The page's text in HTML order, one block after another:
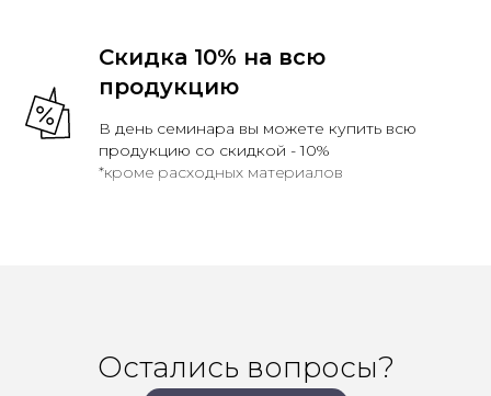
Скидка 10% на всю
продукцию
В день семинара вы можете купить всю
продукцию со скидкой - 10%
*кроме расходных материалов
Остались вопросы?